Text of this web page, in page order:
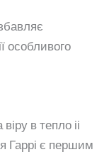
особливого
в тепло іі
Гаррі є першим